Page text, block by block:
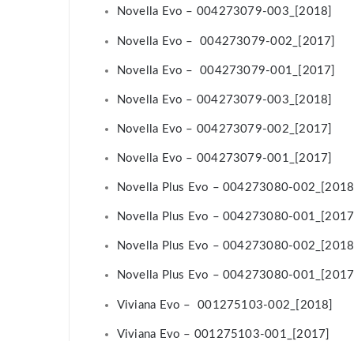
Novella Evo – 004273079-003_[2018]
Novella Evo – 004273079-002_[2017]
Novella Evo – 004273079-001_[2017]
Novella Evo – 004273079-003_[2018]
Novella Evo – 004273079-002_[2017]
Novella Evo – 004273079-001_[2017]
Novella Plus Evo – 004273080-002_[2018]
Novella Plus Evo – 004273080-001_[2017]
Novella Plus Evo – 004273080-002_[2018]
Novella Plus Evo – 004273080-001_[2017]
Viviana Evo – 001275103-002_[2018]
Viviana Evo – 001275103-001_[2017]